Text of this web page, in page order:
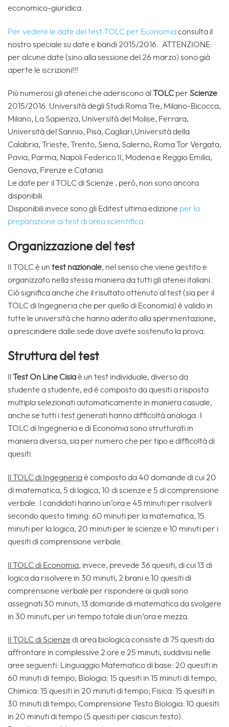
economico-giuridica.
Per vedere le date del test TOLC per Economiaconsulta il
nostro speciale su date e bandi 2015/2016. ATTENZIONE:
per alcune date (sino alla sessione del 26 marzo) sono già
aperte le iscrizioni!!!
Più numerosi gli atenei che aderiscono al TOLC per Scienze
2015/2016: Università degli Studi Roma Tre, Milano-Bicocca,
Milano, La Sapienza, Università del Molise, Ferrara,
Università del Sannio, Pisa, Cagliari,Università della
Calabria, Trieste, Trento, Siena, Salerno, Roma Tor Vergata,
Pavia, Parma, Napoli Federico II, Modena e Reggio Emilia,
Genova, Firenze e Catania.
Le date per il TOLC di Scienze , però, non sono ancora
disponibili.
Disponibili invece sono gli Editest ultima edizione per la
preparazione ai test di area scientifica.
Organizzazione del test
Il TOLC è un test nazionale, nel senso che viene gestito e
organizzato nella stessa maniera da tutti gli atenei italiani.
Ciò significa anche che il risultato ottenuto al test (sia per il
TOLC di Ingegneria che per quello di Economia) è valido in
tutte le università che hanno aderito alla sperimentazione,
a prescindere dalle sede dove avete sostenuto la prova.
Struttura del test
Test On Line Cisiaè un test individuale, diverso da
studente a studente, ed è composto da quesiti a risposta
multipla selezionati automaticamente in maniera casuale,
anche se tutti i test generati hanno difficoltà analoga. I
TOLC di Ingegneria e di Economia sono strutturati in
maniera diversa, sia per numero che per tipo e difficoltà di
quesiti.
Il TOLC di Ingegneriaè composto da 40 domande di cui 20
di matematica, 5 di logica, 10 di scienze e 5 di comprensione
verbale. I candidati hanno un’ora e 45 minuti per risolverli
secondo questo timing: 60 minuti per la matematica, 15
minuti per la logica, 20 minuti per le scienze e 10 minuti per i
quesiti di comprensione verbale.
Il TOLC di Economia, invece, prevede 36 quesiti, di cui 13 di
logica da risolvere in 30 minuti, 2 brani e 10 quesiti di
comprensione verbale per rispondere ai quali sono
assegnati 30 minuti, 13 domande di matematica da svolgere
in 30 minuti, per un tempo totale di un’ora e mezza.
Il TOLC di Scienze di area biologica consiste di 75 quesiti da
affrontare in complessive 2 ore e 25 minuti, suddivisi nelle
aree seguenti: Linguaggio Matematico di base: 20 quesiti in
60 minuti di tempo; Biologia: 15 quesiti in 15 minuti di tempo;
Chimica: 15 quesiti in 20 minuti di tempo; Fisica: 15 quesiti in
30 minuti di tempo; Comprensione Testo Biologia: 10 quesiti
in 20 minuti di tempo (5 quesiti per ciascun testo).